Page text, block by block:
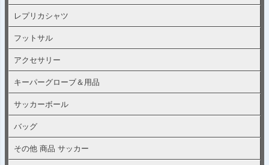
レプリカシャツ
フットサル
アクセサリー
キーパーグローブ＆用品
サッカーボール
バッグ
その他 商品 サッカー